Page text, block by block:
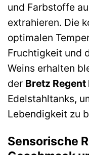
und Farbstoffe
extrahieren. Die
optimalen
Fruchtigkeit und
Weins erhalten
der Bretz
Edelstahltanks,
Lebendigkeit zu
Sensorische